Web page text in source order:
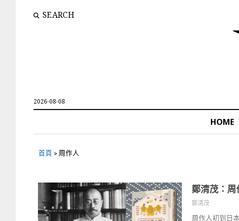
SEARCH
2026-08-08
HOME
首頁 > 周作人
鄭清茂：周
鄭清茂
周作人初到日